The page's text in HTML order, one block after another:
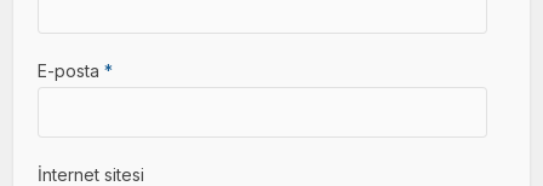
E-posta*
İnternet sitesi